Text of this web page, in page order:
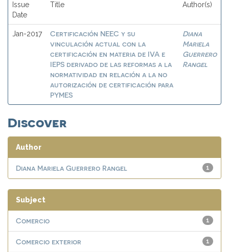
Issue
Date
Title Author(s)
Jan-2017
Certificación NEEC y su
vinculación actual con la
certificación en materia de IVA e
IEPS derivado de las reformas a la
normatividad en relación a la no
autorización de certificación para
PYMES
Diana
Mariela
Guerrero
Rangel
Discover
Author
1
Diana Mariela Guerrero Rangel
Subject
1
Comercio
1
Comercio exterior